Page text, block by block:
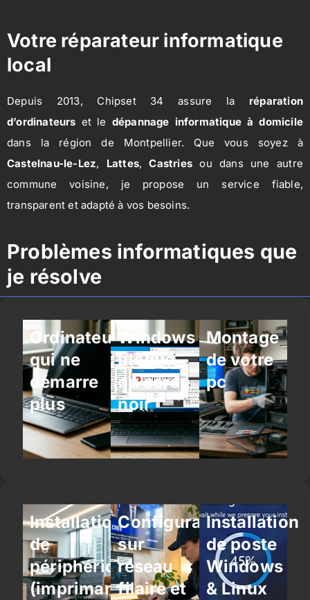
Votre réparateur informatique
local
Depuis 2013, Chipset 34 assure la réparation
d’ordinateurs et le dépannage informatique à domicile
dans la région de Montpellier. Que vous soyez à
Castelnau-le-Lez, Lattes,Castries ou dans une autre
commune voisine, je propose un service fiable,
transparent et adapté à vos besoins.
Problèmes informatiques que
je résolve
Ordinateur
qui ne
démarre
plus
Windows
bloqué
ou écran
noir
Montage
de votre
pc
Installation
de
périphériques
(imprimantes,
Configuration
sur
réseau
filaire et
Installation
de poste
Windows
& Linux